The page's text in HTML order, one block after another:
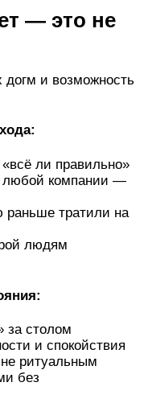
— это не
догм и возможность
ли правильно»
любой компании —
раньше тратили на
людям
за столом
и спокойствия
ритуальным
без